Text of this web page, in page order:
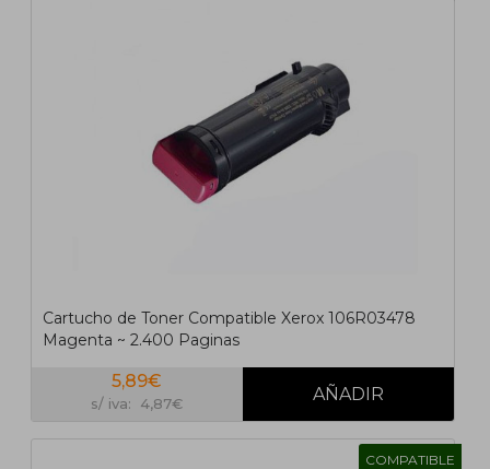
Cartucho de Toner Compatible Xerox 106R03478
Magenta ~ 2.400 Paginas
5,89€
s/ iva: 4,87€
COMPATIBLE